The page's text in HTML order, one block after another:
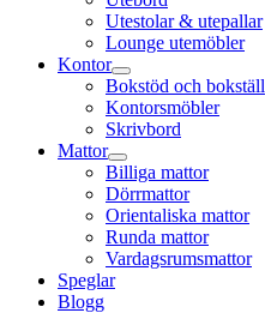
Utestolar & utepallar
Lounge utemöbler
Kontor
Bokstöd och bokställ
Kontorsmöbler
Skrivbord
Mattor
Billiga mattor
Dörrmattor
Orientaliska mattor
Runda mattor
Vardagsrumsmattor
Speglar
Blogg